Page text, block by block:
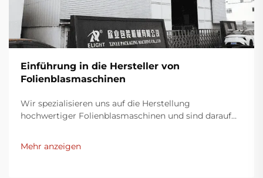
Einführung in die Hersteller von
Folienblasmaschinen
Wir spezialisieren uns auf die Herstellung
hochwertiger Folienblasmaschinen und sind darauf
Kunststoffverpackungsindustrie bereitzustellen.
Unsere Folienblasmaschinen nutzen moderne
Mehr anzeigen